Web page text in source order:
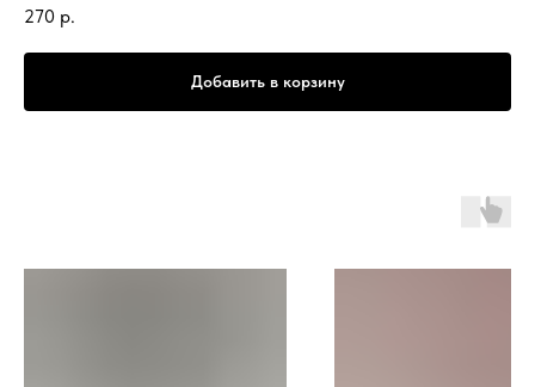
270 р.
Добавить в корзину